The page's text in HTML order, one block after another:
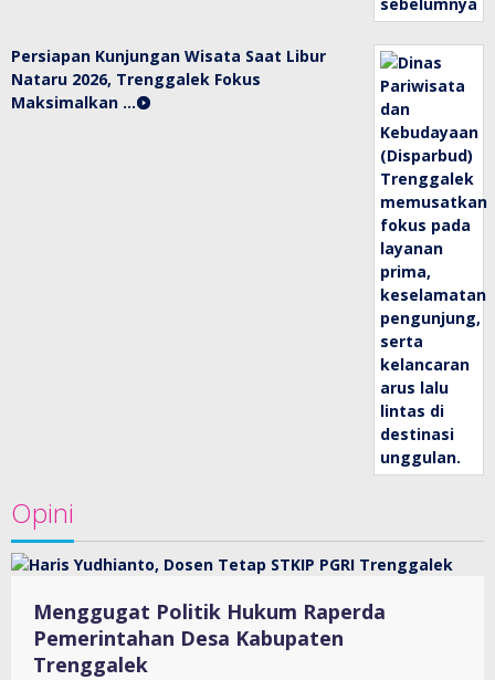
Persiapan Kunjungan Wisata Saat Libur
Nataru 2026, Trenggalek Fokus
Maksimalkan …
Opini
Menggugat Politik Hukum Raperda
Pemerintahan Desa Kabupaten
Trenggalek